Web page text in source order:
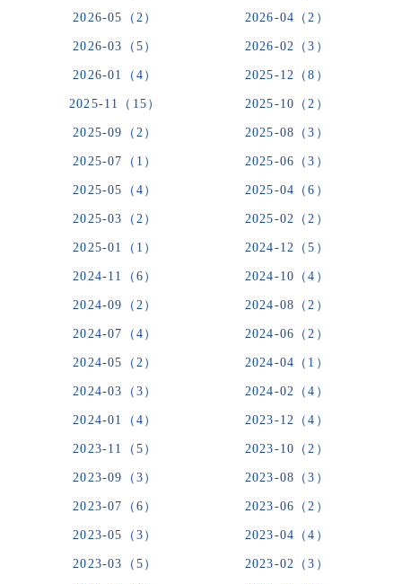
2026-05（2） 2026-04（2）
2026-03（5） 2026-02（3）
2026-01（4） 2025-12（8）
2025-11（15） 2025-10（2）
2025-09（2） 2025-08（3）
2025-07（1） 2025-06（3）
2025-05（4） 2025-04（6）
2025-03（2） 2025-02（2）
2025-01（1） 2024-12（5）
2024-11（6） 2024-10（4）
2024-09（2） 2024-08（2）
2024-07（4） 2024-06（2）
2024-05（2） 2024-04（1）
2024-03（3） 2024-02（4）
2024-01（4） 2023-12（4）
2023-11（5） 2023-10（2）
2023-09（3） 2023-08（3）
2023-07（6） 2023-06（2）
2023-05（3） 2023-04（4）
2023-03（5） 2023-02（3）